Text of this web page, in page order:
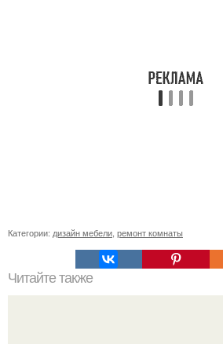
Категории: дизайн мебели ремонт комнаты
Читайте также